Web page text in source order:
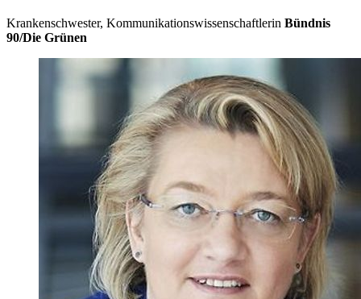
Krankenschwester, Kommunikationswissenschaftlerin Bündnis
90/Die Grünen